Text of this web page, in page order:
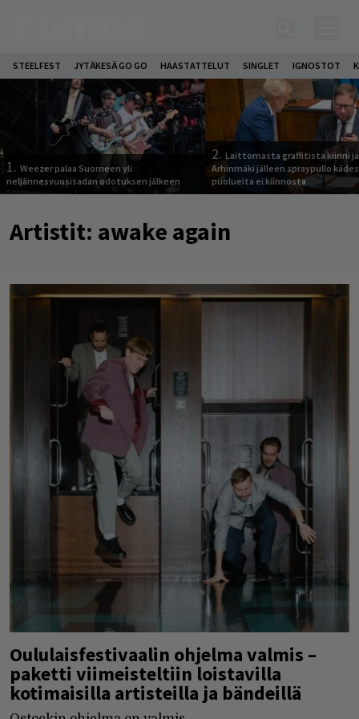
STEELFEST JYTÄKESÄ GO GO HAASTATTELUT SINGLET IGNOSTOT
1. Weezer palaa Suomeen yli
neljännesvuosisadan odotuksen jälkeen
2. Laittomasta graffitista kiinni
Arhinmäki jälleen spraypullo
puolueita ei kiinnosta
Artistit: awake again
Oululaisfestivaalin ohjelma valmis –
paketti viimeisteltiin loistavilla
kotimaisilla artisteilla ja bändeillä